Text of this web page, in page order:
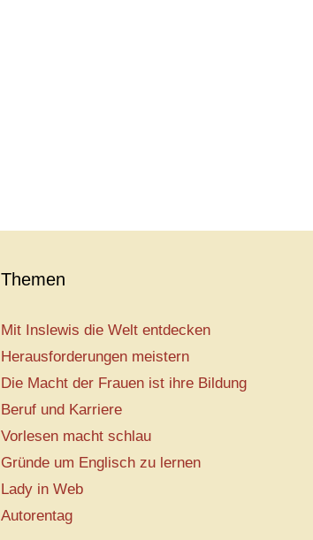
Themen
Mit Inslewis die Welt entdecken
Herausforderungen meistern
Die Macht der Frauen ist ihre Bildung
Beruf und Karriere
Vorlesen macht schlau
Gründe um Englisch zu lernen
Lady in Web
Autorentag